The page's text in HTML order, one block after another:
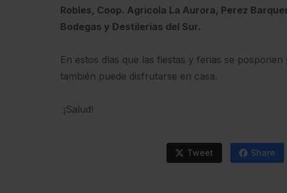
Robles, Coop. Agricola La Aurora, Perez
Bodegas y Destilerias del Sur.
En estos días que las fiestas y ferias se
también puede disfrutarse en casa.
¡Salud!
Tweet Share